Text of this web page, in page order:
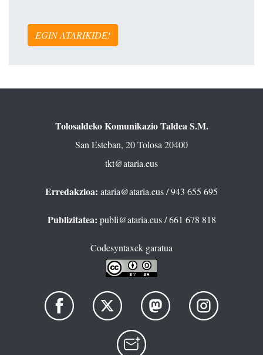
EGIN ATARIKIDE!
Tolosaldeko Komunikazio Taldea S.M.
San Esteban, 20 Tolosa 20400
tkt@ataria.eus
Erredakzioa: ataria@ataria.eus/ 943 655 695
Publizitatea: publi@ataria.eus/ 661 678 818
Codesyntaxek garatua